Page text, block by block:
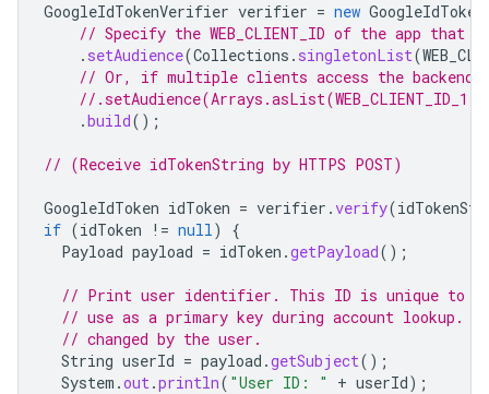
GoogleIdTokenVerifier verifier = new
// Specify the WEB_CLIENT_ID of the app that
. setAudience(Collections . singletonList(
// Or, if multiple clients access the backend:
//.setAudience(Arrays.asList(WEB_CLIENT_ID_1,
.build();
// (Receive idTokenString by HTTPS POST)
GoogleIdToken idToken = verifier .verify(
if (idToken != null)
{
Payload payload = idToken .getPayload();
// Print user identifier. This ID is unique to
// use as a primary key during account lookup.
// changed by the user.
String userId = payload .getSubject();
System .out.println( "User ID: " + userId);